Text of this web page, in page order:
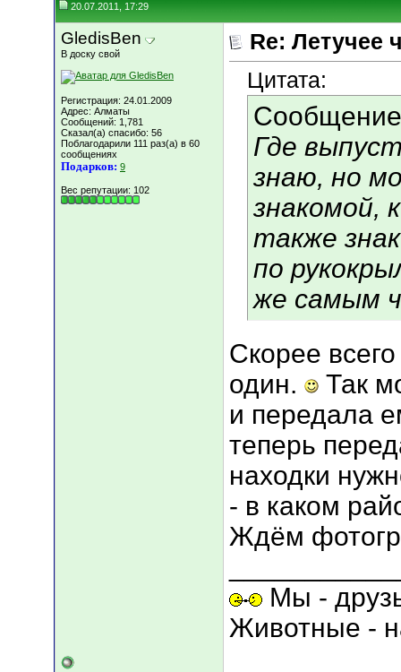
20.07.2011, 17:29
GledisBen
В доску свой
Регистрация: 24.01.2009
Адрес: Алматы
Сообщений: 1,781
Сказал(а) спасибо: 56
Поблагодарили 111 раз(а) в 60
сообщениях
Подарков: 9
Вес репутации: 102
Re: Летучее
Цитата:
Где
знаю, но
знакомой,
также
по
же самым
Скорее
один.
Так
и передала
теперь
находки
- в каком
Ждём
Мы -
Животные -